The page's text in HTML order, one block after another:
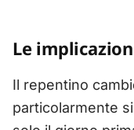
Le
Il repentino
particolarmente